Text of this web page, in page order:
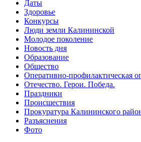
Даты
Здоровье
Конкурсы
Люди земли Калининской
Молодое поколение
Новость дня
Образование
Общество
Оперативно-профилактическая
Отечество. Герои. Победа.
Праздники
Происшествия
Прокуратура Калининского
Разъяснения
Фото